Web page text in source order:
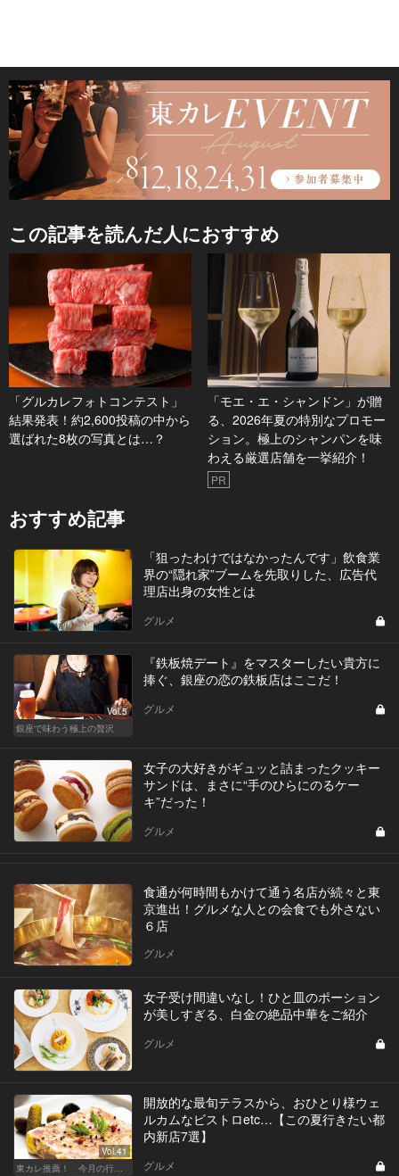
この記事を読んだ人におすすめ
「グルカレフォトコンテスト」
結果発表！約2,600投稿の中から
選ばれた8枚の写真とは…？
「モエ・エ・シャンドン」が贈
る、2026年夏の特別なプロモー
ション。極上のシャンパンを味
わえる厳選店舗を一挙紹介！
PR
おすすめ記事
「狙ったわけではなかったんです」飲食業
界の“隠れ家”ブームを先取りした、広告代
理店出身の女性とは
グルメ
Vol.5
銀座で味わう極上の贅沢
『鉄板焼デート』をマスターしたい貴方に
捧ぐ、銀座の恋の鉄板店はここだ！
グルメ
女子の大好きがギュッと詰まったクッキー
サンドは、まさに“手のひらにのるケー
キ”だった！
グルメ
食通が何時間もかけて通う名店が続々と東
京進出！グルメな人との会食でも外さない
６店
グルメ
女子受け間違いなし！ひと皿のポーション
が美しすぎる、白金の絶品中華をご紹介
グルメ
Vol.41
東カレ推薦！ 今月の行くべき店
開放的な最旬テラスから、おひとり様ウェ
ルカムなビストロetc…【この夏行きたい都
内新店7選】
グルメ